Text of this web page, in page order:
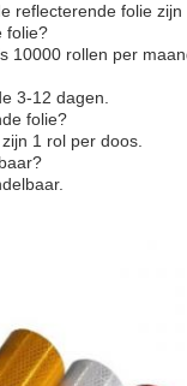
folie
folie?
10000 rollen per
3-12 dagen.
folie?
1 rol per doos.